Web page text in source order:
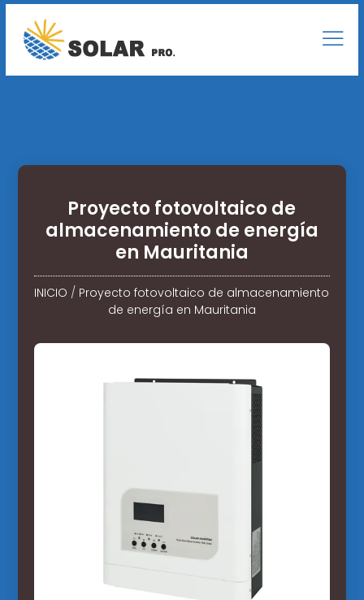
Proyecto fotovoltaico de
almacenamiento de energía
en Mauritania
INICIO / Proyecto fotovoltaico de almacenamiento
de energía en Mauritania